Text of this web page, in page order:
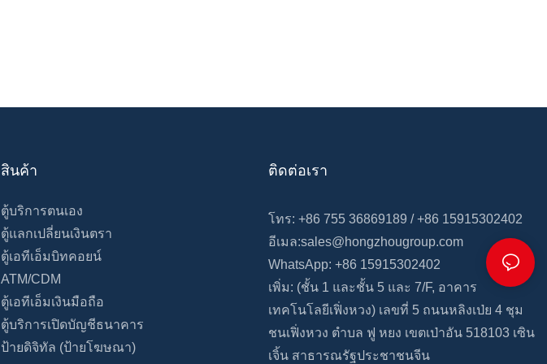
สินค้า
ตู้บริการตนเอง
ตู้แลกเปลี่ยนเงินตรา
ตู้เอทีเอ็มบิทคอยน์
ATM/CDM
ตู้เอทีเอ็มเงินมือถือ
ตู้บริการเปิดบัญชีธนาคาร
ป้ายดิจิทัล (ป้ายโฆษณา)
ติดต่อเรา
โทร: +86 755 36869189 / +86 15915302402
อีเมล:sales@hongzhougroup.com
WhatsApp: +86 15915302402
เพิ่ม: (ชั้น 1 และชั้น 5 และ 7/F, อาคาร
เทคโนโลยีเฟิ่งหวง)เลขที่ 5 ถนนหลิงเป่ย 4 ชุม
ชนเฟิ่งหวง ตำบล ฟู หยง เขตเป่าอัน 518103 เซิน
เจิ้น สาธารณรัฐประชาชนจีน